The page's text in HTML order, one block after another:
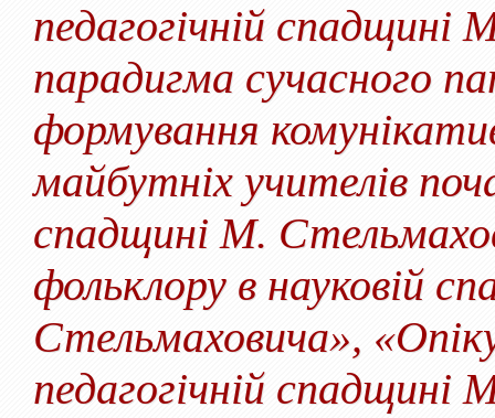
педагогічній
парадигма сучасного
формування
майбутніх учителів
спадщині М.
фольклору в науковій
Стельмаховича»,
педагогічній